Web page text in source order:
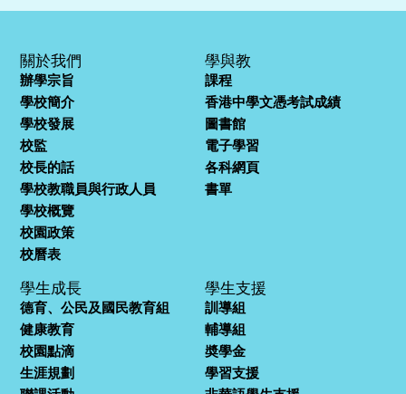
關於我們
辦學宗旨
學校簡介
學校發展
校監
校長的話
學校教職員與行政人員
學校概覽
校園政策
校曆表
學與教
課程
香港中學文憑考試成績
圖書館
電子學習
各科網頁
書單
學生成長
德育、公民及國民教育組
健康教育
校園點滴
生涯規劃
學生支援
訓導組
輔導組
奬學金
學習支援